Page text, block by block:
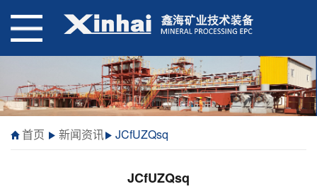
首页 新闻资讯 JCfUZQsq
JCfUZQsq